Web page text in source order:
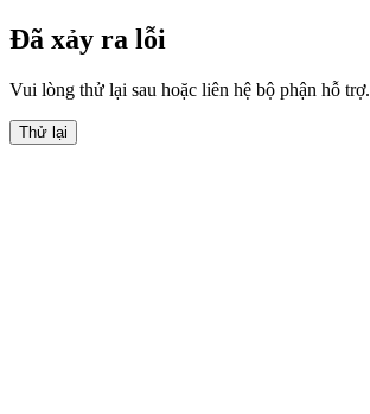
Đã xảy ra lỗi
Vui lòng thử lại sau hoặc liên hệ bộ phận hỗ trợ.
Thử lại